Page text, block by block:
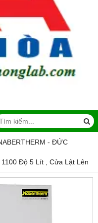
- ĐỨC
Độ 5 Lít , Cửa Lật Lên